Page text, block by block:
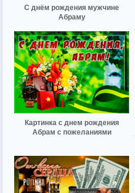
С днём рождения мужчине
Абраму
Картинка с днем рождения
Абрам с пожеланиями